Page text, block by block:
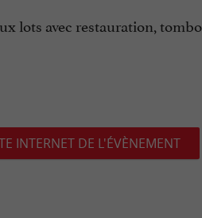
lots avec restauration,
INTERNET DE L'ÉVÈNEMENT